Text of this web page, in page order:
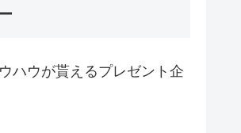
ハウが貰えるプレゼント企